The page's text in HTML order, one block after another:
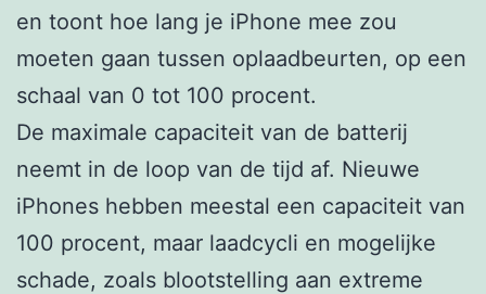
en toont hoe lang je iPhone mee zou
moeten gaan tussen oplaadbeurten, op een
schaal van 0 tot 100 procent.
De maximale capaciteit van de batterij
neemt in de loop van de tijd af. Nieuwe
iPhones hebben meestal een capaciteit van
100 procent, maar laadcycli en mogelijke
schade, zoals blootstelling aan extreme